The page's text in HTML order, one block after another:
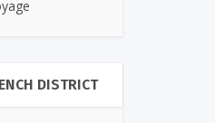
DISTRICT